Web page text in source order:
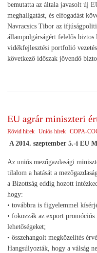
bemutatta az általa javasolt új
meghallgatást, és elfogadást
Navracsics Tibor az
állampolgárságért felelős biztos
vidékfejlesztési portfolió
következő időszak jövendő
EU agrár miniszteri
Rövid hírek Uniós hírek COPA-
A 2014. szeptember 5.-i EU
Az uniós mezőgazdasági
tilalom a hatását a
a Bizottság eddig hozott
hogy:
• továbbra is figyelemmel
• fokozzák az export promóciós
lehetőségeket;
• összehangolt megközelítés
Hangsúlyozták, hogy a válság